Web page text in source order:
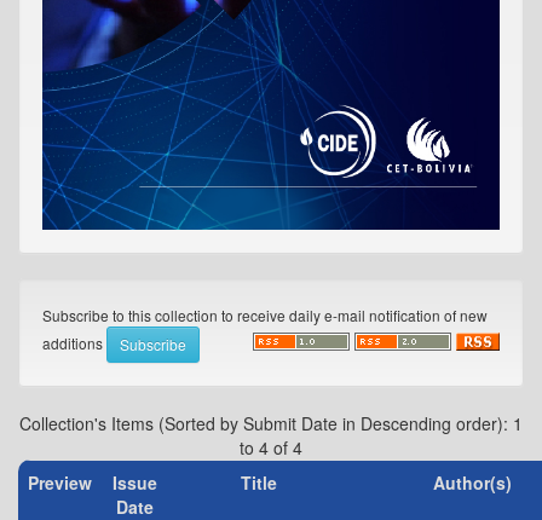
Subscribe to this collection to receive daily e-mail notification of new
additions
Collection's Items (Sorted by Submit Date in Descending order): 1
to 4 of 4
Preview
Issue
Date
Title Author(s)